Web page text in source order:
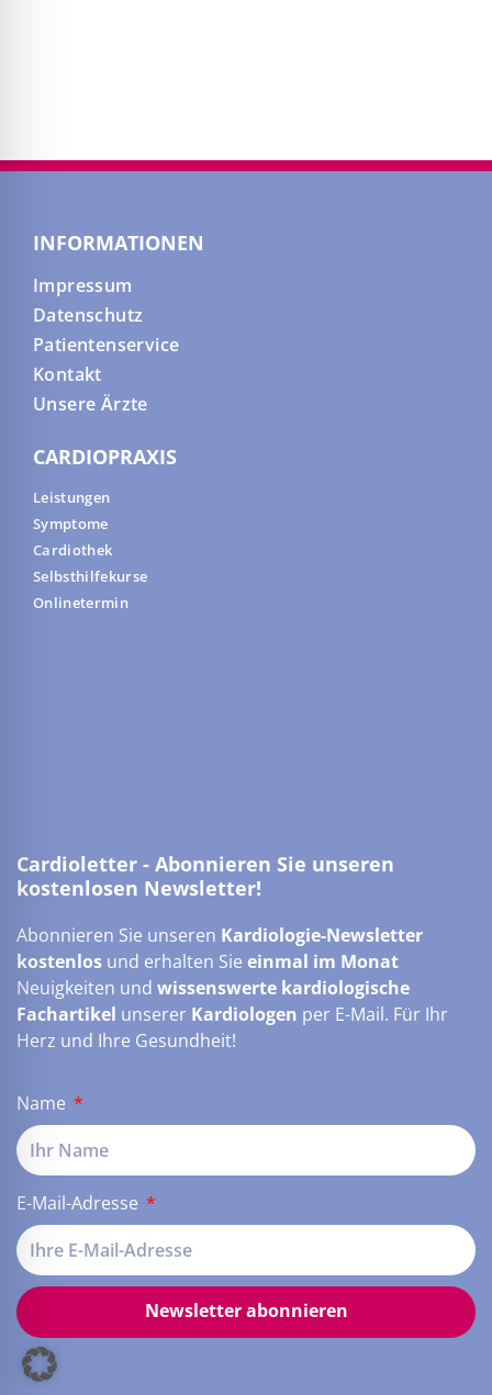
INFORMATIONEN
Impressum
Datenschutz
Patientenservice
Kontakt
Unsere Ärzte
CARDIOPRAXIS
Leistungen
Symptome
Cardiothek
Selbsthilfekurse
Onlinetermin
Cardioletter - Abonnieren Sie unseren
kostenlosen Newsletter!
Abonnieren Sie unseren Kardiologie-Newsletter
kostenlos und erhalten Sie einmal im Monat
Neuigkeiten und wissenswerte kardiologische
Fachartikel unserer Kardiologen per E-Mail. Für Ihr
Herz und Ihre Gesundheit!
Name
E-Mail-Adresse
Newsletter abonnieren